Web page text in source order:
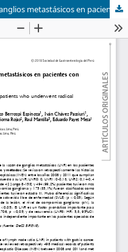
Valor pronóstico de la razón de ganglios metastásicos en pacientes con cáncer gástrico operados